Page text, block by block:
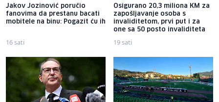
Jakov Jozinović poručio
fanovima da prestanu bacati
mobitele na binu: Pogazit ću ih
16 sati
Osigurano 20,3 miliona KM za
zapošljavanje osoba s
invaliditetom, prvi put i za
one sa 50 posto invaliditeta
19 sati